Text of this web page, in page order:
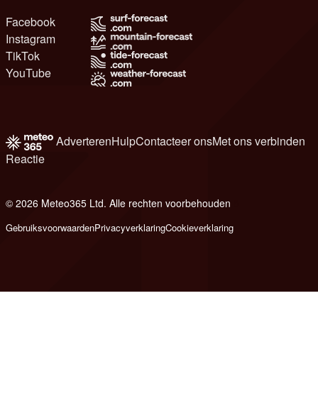
Facebook
Instagram
TikTok
YouTube
AdverterenHulpContacteer onsMet ons verbinden
Reactie
© 2026 Meteo365 Ltd. Alle rechten voorbehouden
GebruiksvoorwaardenPrivacyverklaringCookieverklaring